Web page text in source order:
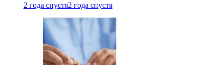
2 года спустя2 года спустя